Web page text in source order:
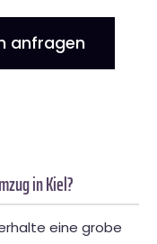
anfragen
in Kiel?
eine grobe